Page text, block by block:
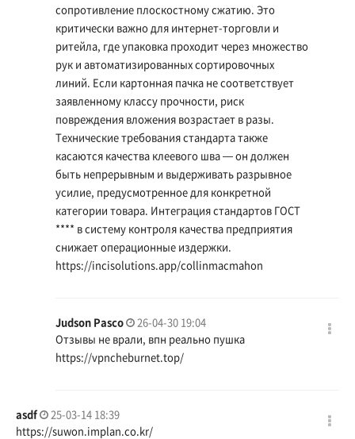
сопротивление плоскостному сжатию. Это
критически важно для интернет-торговли и
ритейла, где упаковка проходит через множество
рук и автоматизированных сортировочных
линий. Если картонная пачка не соответствует
заявленному классу прочности, риск
повреждения вложения возрастает в разы.
Технические требования стандарта также
касаются качества клеевого шва — он должен
быть непрерывным и выдерживать разрывное
усилие, предусмотренное для конкретной
категории товара. Интеграция стандартов ГОСТ
**** в систему контроля качества предприятия
снижает операционные издержки.
https://incisolutions.app/collinmacmahon
Judson Pasco
26-04-30 19:04
Отзывы не врали, впн реально пушка
https://vpncheburnet.top/
asdf
25-03-14 18:39
https://suwon.implan.co.kr/